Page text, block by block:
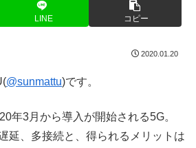
LINE コピー
2020.01.20
@sunmattu)です。
年3月から導入が開始される5G。
延、多接続と、得られるメリットは